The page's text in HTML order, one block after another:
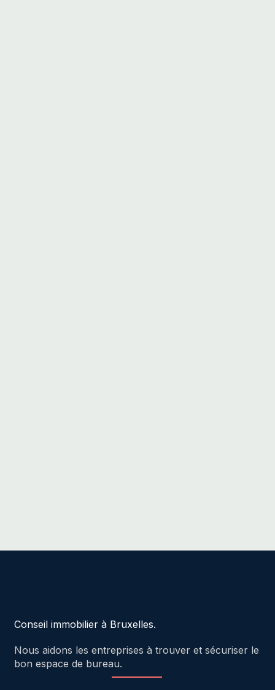
Conseil immobilier à Bruxelles.
Nous aidons les entreprises à trouver et sécuriser le
bon espace de bureau.